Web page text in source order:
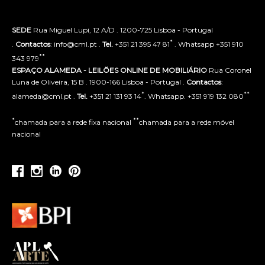
SEDE Rua Miguel Lupi, 12 A/D . 1200-725 Lisboa - Portugal
. Contactos: info@cml.pt . Tel. +351 21 395 47 81* . Whatsapp +351 910
343 979**
ESPAÇO ALAMEDA - LEILÕES ONLINE DE MOBILIÁRIO Rua Coronel
Luna de Oliveira, 15 B . 1900-166 Lisboa - Portugal . Contactos:
alameda@cml.pt . Tel. +351 21 131 93 14*. Whatsapp. +351 919 132 080**
*chamada para a rede fixa nacional **chamada para a rede móvel
nacional